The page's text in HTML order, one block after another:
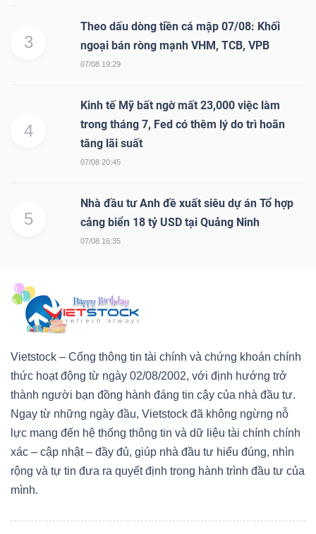
3
Theo dấu dòng tiền cá mập 07/08: Khối
ngoại bán ròng mạnh VHM, TCB, VPB
07/08 19:29
4
Kinh tế Mỹ bất ngờ mất 23,000 việc làm
trong tháng 7, Fed có thêm lý do trì hoãn
tăng lãi suất
07/08 20:45
5
Nhà đầu tư Anh đề xuất siêu dự án Tổ hợp
cảng biển 18 tỷ USD tại Quảng Ninh
07/08 16:35
Vietstock – Cổng thông tin tài chính và chứng khoán chính
thức hoạt động từ ngày 02/08/2002, với định hướng trở
thành người bạn đồng hành đáng tin cậy của nhà đầu tư.
Ngay từ những ngày đầu, Vietstock đã không ngừng nỗ
lực mang đến hệ thống thông tin và dữ liệu tài chính chính
xác – cập nhật – đầy đủ, giúp nhà đầu tư hiểu đúng, nhìn
rộng và tự tin đưa ra quyết định trong hành trình đầu tư của
mình.